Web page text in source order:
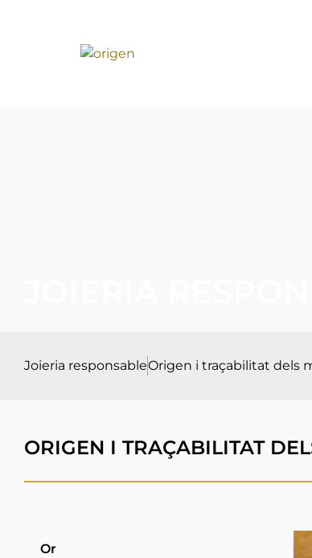
Joieria responsableOrigen i traçabilitat dels
ORIGEN I TRAÇABILITAT
Or